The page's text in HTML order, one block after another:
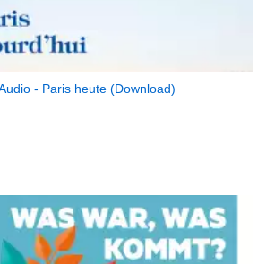
- Paris heute (Download)